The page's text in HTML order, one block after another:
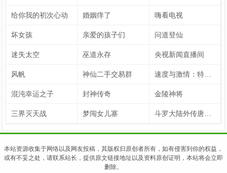
给你我的初次心动 婚姻痒了 嗨看电视
坏女孩 亲爱的孩子们 问道登仙
迷失太空 巫道永存 央视新闻直播间
风帆 神仙二手交易群 速度与激情：特别行动
混沌幸运之子 封神传奇 金陵神将
三界灭天战 梦闯女儿寨 斗罗大陆外传唐门英雄传 动态漫画
本站资源收集于网络以及网友投稿，其版权归原创者所有，如有侵害到你的权益，
或有不妥之处，请联系站长，提供原文链接地址以及资料原创证明，本站将会立即
删除。